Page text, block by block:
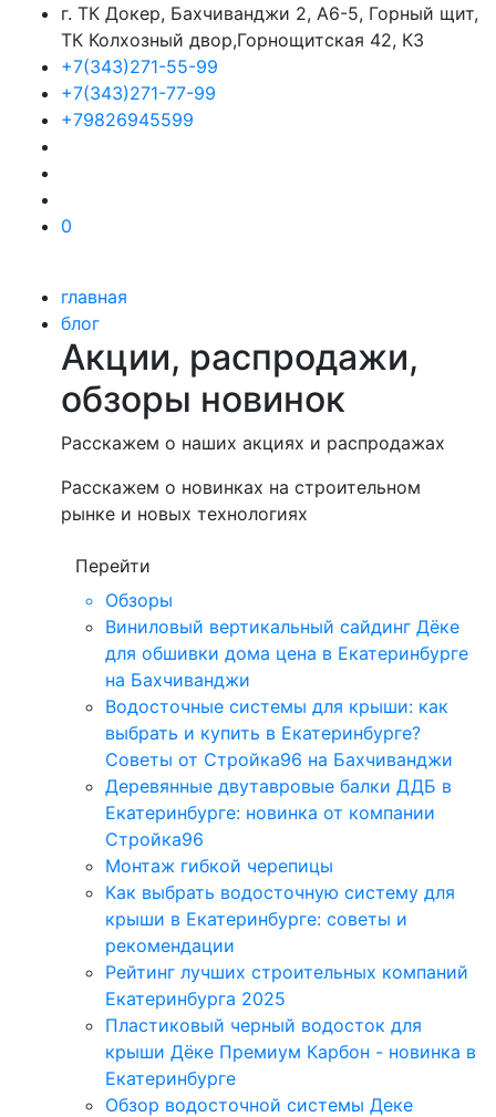
г. ТК Докер, Бахчиванджи 2, А6-5, Горный щит,
ТК Колхозный двор,Горнощитская 42, К3
+7(343)271-55-99
+7(343)271-77-99
+79826945599
0
главная
блог
Акции, распродажи,
обзоры новинок
Расскажем о наших акциях и распродажах
Расскажем о новинках на строительном
рынке и новых технологиях
Перейти
Обзоры
Виниловый вертикальный сайдинг Дёке
для обшивки дома цена в Екатеринбурге
на Бахчиванджи
Водосточные системы для крыши: как
выбрать и купить в Екатеринбурге?
Советы от Стройка96 на Бахчиванджи
Деревянные двутавровые балки ДДБ в
Екатеринбурге: новинка от компании
Стройка96
Монтаж гибкой черепицы
Как выбрать водосточную систему для
крыши в Екатеринбурге: советы и
рекомендации
Рейтинг лучших строительных компаний
Екатеринбурга 2025
Пластиковый черный водосток для
крыши Дёке Премиум Карбон - новинка в
Екатеринбурге
Обзор водосточной системы Деке